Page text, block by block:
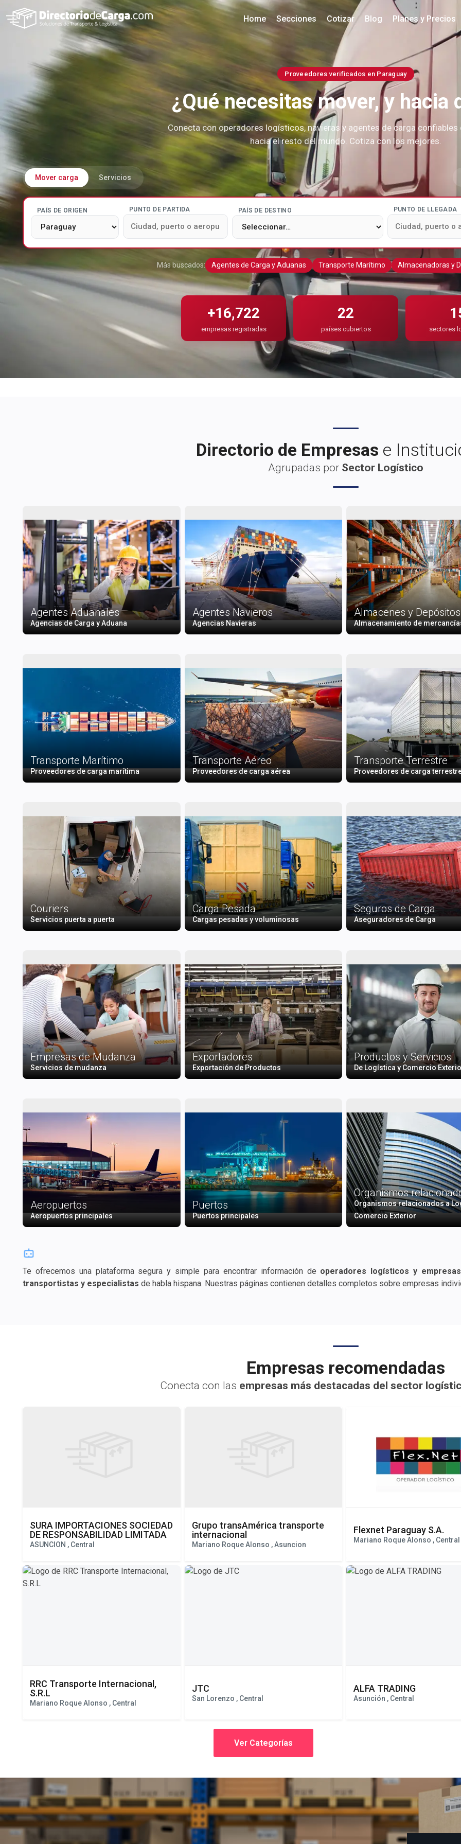
Home Secciones Cotizar Blog Planes y Precios
Proveedores verificados en Paraguay
¿Qué necesitas mover, y hacia
Conecta con operadores logísticos, navieras y agentes de carga
hacia el resto del mundo. Cotiza con los mejores.
Mover carga Servicios
PAÍS DE ORIGEN PUNTO DE PARTIDA PAÍS DE DESTINO PUNTO DE LLEGADA
Más buscados: Agentes de Carga y Aduanas Transporte Marítimo Almacenadoras y
+16,722
empresas registradas
22
países cubiertos sectores
Directorio de Empresas e
Agrupadas por Sector Logístico
Agentes Aduanales
Agencias de Carga y Aduana
Agentes Navieros
Agencias Navieras
Almacenes y Depósitos
Almacenamiento de
Transporte Marítimo
Proveedores de carga marítima
Transporte Aéreo
Proveedores de carga aérea
Transporte Terrestre
Proveedores de carga
Couriers
Servicios puerta a puerta
Carga Pesada
Cargas pesadas y voluminosas
Seguros de Carga
Aseguradores de Carga
Empresas de Mudanza
Servicios de mudanza
Exportadores
Exportación de Productos
Productos y Servicios
De Logística y Comercio
Aeropuertos
Aeropuertos principales
Puertos
Puertos principales
Organismos
Organismos relacionados a
Comercio Exterior
Te ofrecemos una plataforma segura y simple para encontrar información de operadores logísticos y
transportistas y especialistasde habla hispana. Nuestras páginas contienen detalles completos sobre
Empresas recomendadas
SURA IMPORTACIONES SOCIEDAD
ASUNCION , Central
Grupo transAmérica transporte
Mariano Roque Alonso , Asuncion
RRC Transporte Internacional,